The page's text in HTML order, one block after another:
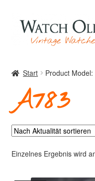
Zur
Navigation
springen
Zum
Inhalt
springen
Uhren
Start Product Model:
A783
Einzelnes Ergebnis wird